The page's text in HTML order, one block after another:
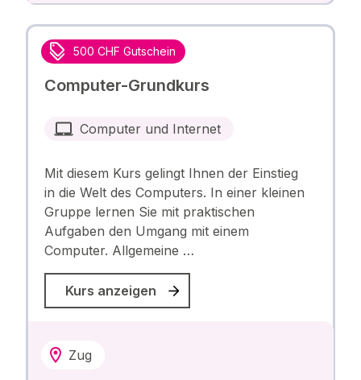
500 CHF Gutschein
Computer-Grundkurs
Computer und Internet
Mit diesem Kurs gelingt Ihnen der Einstieg
in die Welt des Computers. In einer kleinen
Gruppe lernen Sie mit praktischen
Aufgaben den Umgang mit einem
Computer. Allgemeine …
Kurs anzeigen
Zug